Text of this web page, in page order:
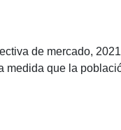
de mercado,
medida que la